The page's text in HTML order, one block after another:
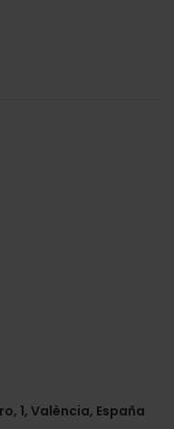
1, València, España